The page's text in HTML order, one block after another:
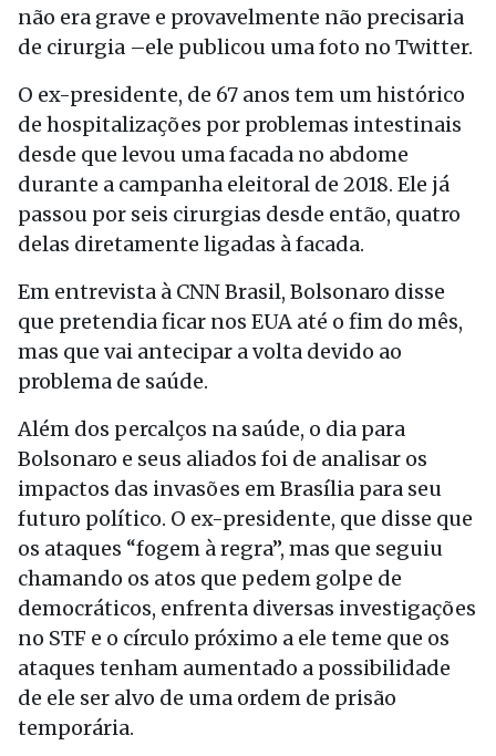
não era grave e provavelmente não precisaria
de cirurgia –ele publicou uma foto no Twitter.
O ex-presidente, de 67 anos tem um histórico
de hospitalizações por problemas intestinais
desde que levou uma facada no abdome
durante a campanha eleitoral de 2018. Ele já
passou por seis cirurgias desde então, quatro
delas diretamente ligadas à facada.
Em entrevista à CNN Brasil, Bolsonaro disse
que pretendia ficar nos EUA até o fim do mês,
mas que vai antecipar a volta devido ao
problema de saúde.
Além dos percalços na saúde, o dia para
Bolsonaro e seus aliados foi de analisar os
impactos das invasões em Brasília para seu
futuro político. O ex-presidente, que disse que
os ataques “fogem à regra”, mas que seguiu
chamando os atos que pedem golpe de
democráticos, enfrenta diversas investigações
no STF e o círculo próximo a ele teme que os
ataques tenham aumentado a possibilidade
de ele ser alvo de uma ordem de prisão
temporária.